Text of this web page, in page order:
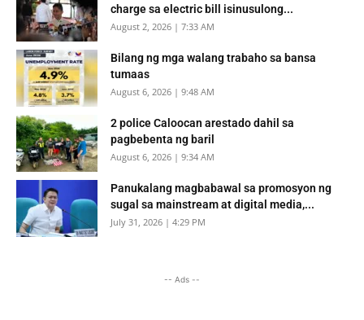
charge sa electric bill isinusulong...
August 2, 2026 | 7:33 AM
Bilang ng mga walang trabaho sa bansa
tumaas
August 6, 2026 | 9:48 AM
2 police Caloocan arestado dahil sa
pagbebenta ng baril
August 6, 2026 | 9:34 AM
Panukalang magbabawal sa promosyon ng
sugal sa mainstream at digital media,...
July 31, 2026 | 4:29 PM
-- Ads --